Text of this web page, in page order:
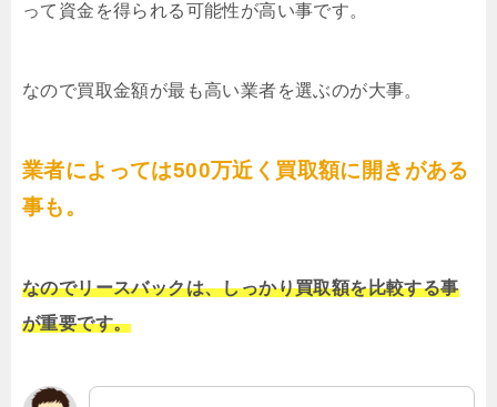
って資金を得られる可能性が高い事です。
なので買取金額が最も高い業者を選ぶのが大事。
業者によっては500万近く買取額に開きがある
事も。
なのでリースバックは、しっかり買取額を比較する事
が重要です。